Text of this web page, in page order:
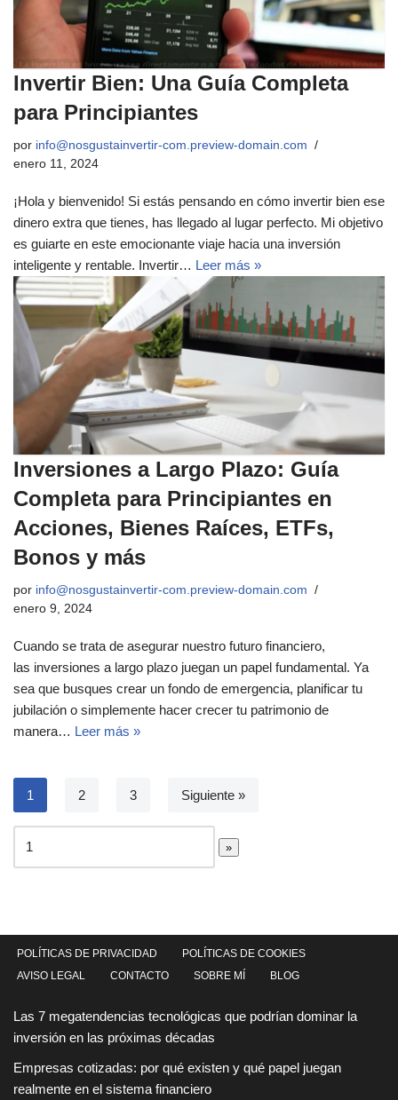
Invertir Bien: Una Guía Completa
para Principiantes
por info@nosgustainvertir-com.preview-domain.com
enero 11, 2024
¡Hola y bienvenido! Si estás pensando en cómo invertir bien ese
dinero extra que tienes, has llegado al lugar perfecto. Mi objetivo
es guiarte en este emocionante viaje hacia una inversión
inteligente y rentable. Invertir… Leer más »
Inversiones a Largo Plazo: Guía
Completa para Principiantes en
Acciones, Bienes Raíces, ETFs,
Bonos y más
por info@nosgustainvertir-com.preview-domain.com
enero 9, 2024
Cuando se trata de asegurar nuestro futuro financiero,
las inversiones a largo plazo juegan un papel fundamental. Ya
sea que busques crear un fondo de emergencia, planificar tu
jubilación o simplemente hacer crecer tu patrimonio de
manera… Leer más »
1 2 3 Siguiente »
POLÍTICAS DE PRIVACIDAD
POLÍTICAS DE COOKIES
AVISO LEGAL
CONTACTO SOBRE MÍ BLOG
Las 7 megatendencias tecnológicas que podrían dominar la
inversión en las próximas décadas
Empresas cotizadas: por qué existen y qué papel juegan
realmente en el sistema financiero